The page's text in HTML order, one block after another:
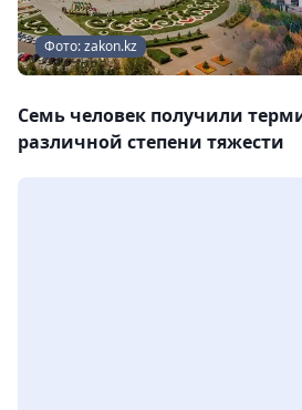
Фото: zakon.kz
Семь человек получили
различной степени тяжести